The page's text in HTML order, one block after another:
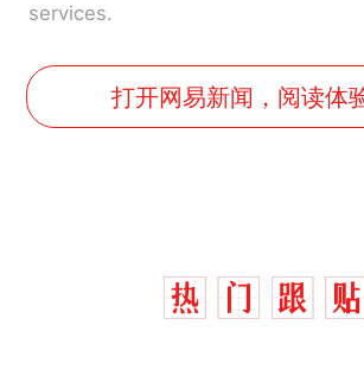
services.
打开网易新闻，阅读体